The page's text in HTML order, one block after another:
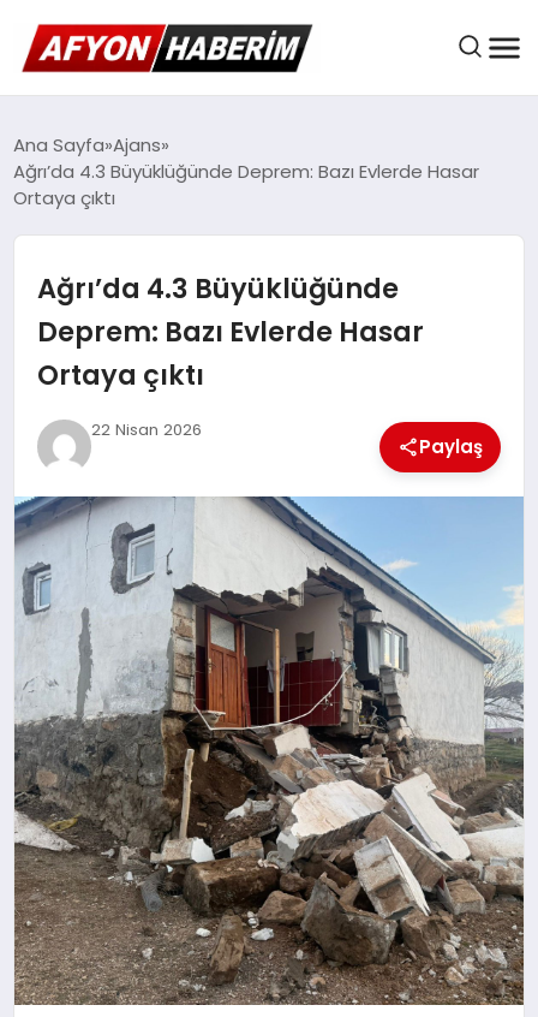
AFYON HABER
GÜNDEM
BELEDIYELER
DÜNYA
SPOR
MAGAZIN
SAĞLIK
TEKNOLOJI
Ana Sayfa Ajans
Ağrı’da 4.3 Büyüklüğünde Deprem: Bazı Evlerde Hasar
Ortaya çıktı
Ağrı’da 4.3 Büyüklüğünde
Deprem: Bazı Evlerde Hasar
Ortaya çıktı
22 Nisan 2026
Paylaş